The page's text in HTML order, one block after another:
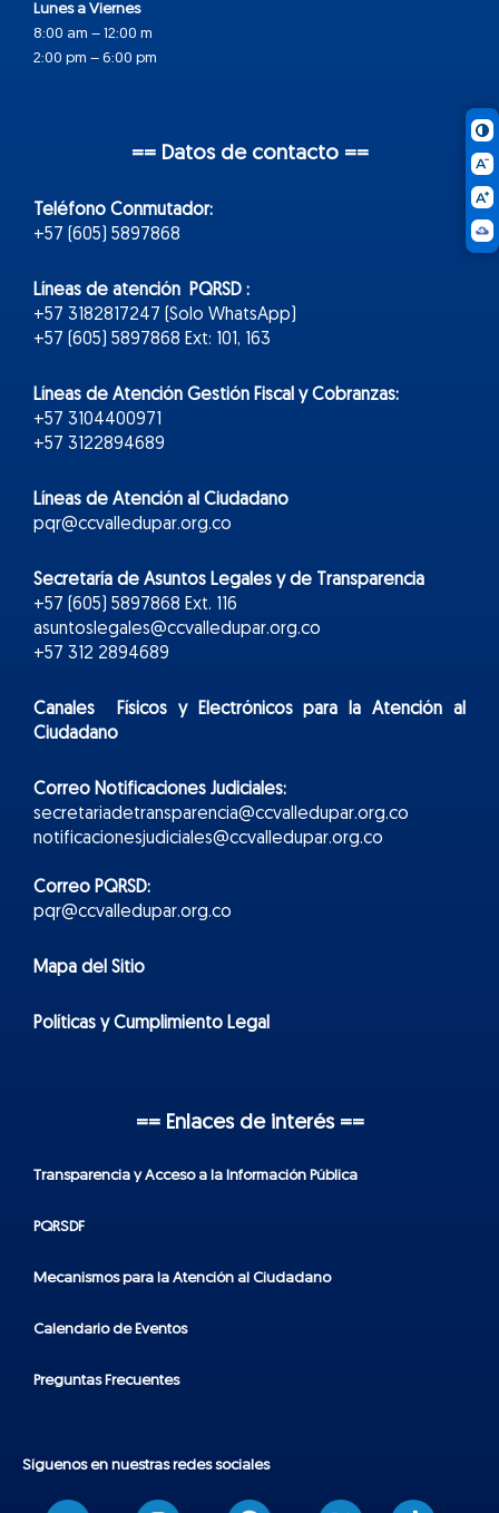
Lunes a Viernes
8:00 am – 12:00 m
2:00 pm – 6:00 pm
== Datos de contacto ==
Teléfono Conmutador:
+57 (605) 5897868
Líneas de atención PQRSD :
+57 3182817247 (Solo WhatsApp)
+57 (605) 5897868 Ext: 101, 163
Líneas de Atención Gestión Fiscal y Cobranzas:
+57 3104400971
+57 3122894689
Líneas de Atención al Ciudadano
pqr@ccvalledupar.org.co
Secretaría de Asuntos Legales y de Transparencia
+57 (605) 5897868 Ext. 116
asuntoslegales@ccvalledupar.org.co
+57 312 2894689
Canales Físicos yElectrónicospara la Atención al
Ciudadano
Correo Notificaciones Judiciales:
secretariadetransparencia@ccvalledupar.org.co
notificacionesjudiciales@ccvalledupar.org.co
Correo PQRSD:
pqr@ccvalledupar.org.co
Mapa del Sitio
Políticas y Cumplimiento Legal
== Enlaces de interés ==
Transparencia y Acceso a la Información Pública
PQRSDF
Mecanismos para la Atención al Ciudadano
Calendario de Eventos
Preguntas Frecuentes
Síguenos en nuestras redes sociales
T